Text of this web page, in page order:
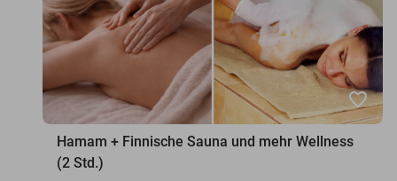
favorite_border
Hamam + Finnische Sauna und mehr Wellness
(2 Std.)